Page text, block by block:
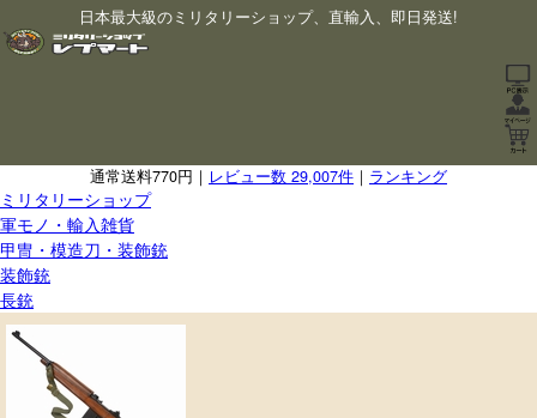
日本最大級のミリタリーショップ、直輸入、即日発送!
通常送料770円｜ レビュー数 29,007件 ｜ ランキング
ミリタリーショップ
軍モノ・輸入雑貨
甲冑・模造刀・装飾銃
装飾銃
長銃